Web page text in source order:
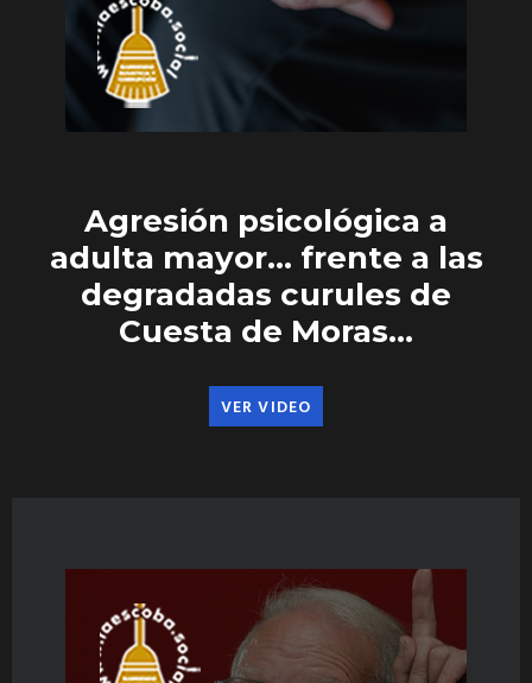
Agresión psicológica a
adulta mayor… frente a las
degradadas curules de
Cuesta de Moras…
VER VIDEO